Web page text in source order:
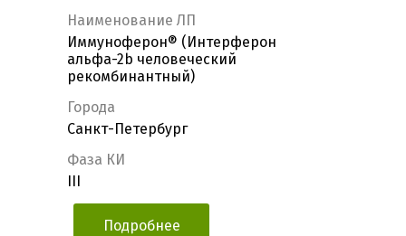
Наименование ЛП
Иммуноферон® (Интерферон
альфа-2b человеческий
рекомбинантный)
Города
Санкт-Петербург
Фаза КИ
Подробнее